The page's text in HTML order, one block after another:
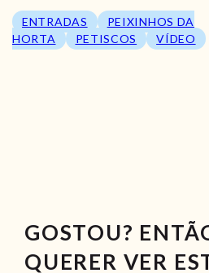
ENTRADAS
PEIXINHOS DA
HORTA
PETISCOS VÍDEO
GOSTOU?
QUERER VER